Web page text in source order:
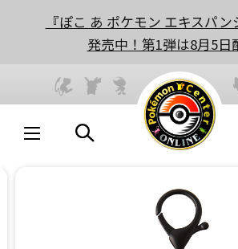
『ぽこ あ ポケモン エキスパン
発売中！第1弾は8月5日